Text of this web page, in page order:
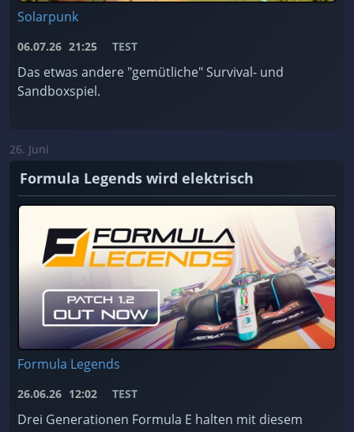
Solarpunk
06.07.26 21:25 TEST
Das etwas andere "gemütliche" Survival- und
Sandboxspiel.
26. Juni
Formula Legends wird elektrisch
Formula Legends
26.06.26 12:02 TEST
Drei Generationen Formula E halten mit diesem